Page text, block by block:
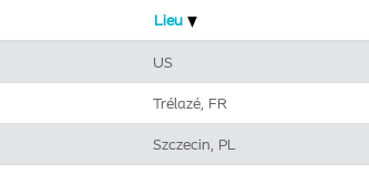
Lieu
US
Trélazé, FR
Szczecin, PL